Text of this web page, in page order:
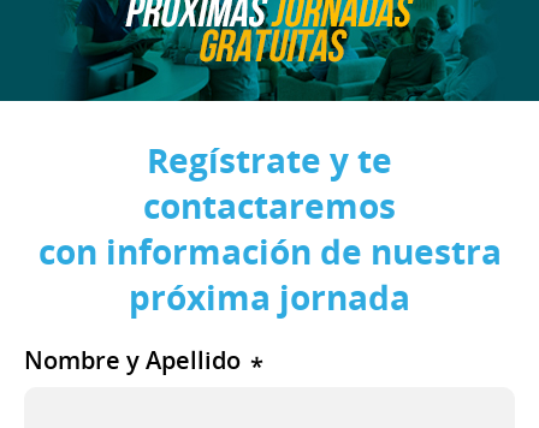
Regístrate y te
contactaremos
con información de nuestra
próxima jornada
*
Nombre y Apellido